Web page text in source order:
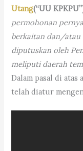
Utang(“UU
permohonan
berkaitan dan/atau
diputuskan oleh
meliputi daerah
Dalam pasal di atas
telah diatur